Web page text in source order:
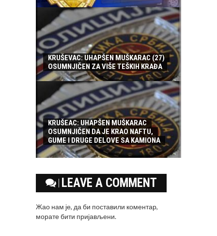
KRUŠEVAC: UHAPŠEN MUŠKARAC (27)
OSUMNJIČEN ZA VIŠE TEŠKIH KRAĐA
KRUŠEAC: UHAPŠEN MUŠKARAC
OSUMNJIČEN DA JE KRAO NAFTU,
GUME I DRUGE DELOVE SA KAMIONA
LEAVE A COMMENT
Жао нам је, да би поставили коментар,
моратебити пријављени.